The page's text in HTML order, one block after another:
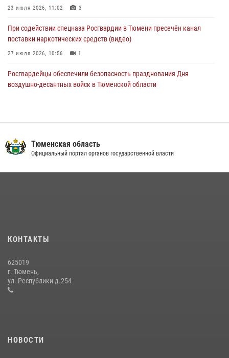
05 августа 2026, 05:22
23 июля 2026, 11:02 3
При содействии спецназа Росгвардии в Тюмени пресечён канал
поставки наркотических средств (видео)
27 июля 2026, 10:56 1
Росгвардейцы обеспечили безопасность празднования Дня
воздушно-десантных войск в Тюменской области
05 августа 2026, 05:35
Сотрудники тюменского СОБР "Сова" отработали навыки
десантирования на Урале
16 июля 2026, 10:42
Тюменская область
Официальный портал органов государственной власти
КОНТАКТЫ
625019
г. Тюмень,
ул. Республики д.254
НОВОСТИ